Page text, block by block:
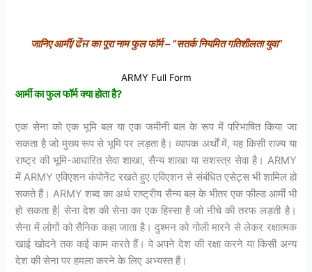
जानिए आर्मी/ਫੌਜ का पूरा नाम फुल फॉर्म – “सतर्क नियमित गतिशीलता युवा”
ARMY Full Form
आर्मीकाफुलफॉर्मक्याहोताहै?
एक सेना को एक भूमि बल या एक जमीनी बल के रूप में परिभाषित किया जा
सकता है जो मुख्य रूप से भूमि पर लड़ता है। व्यापक अर्थों में, यह किसी राज्य या
राष्ट्र की भूमि-आधारित सेवा शाखा, सैन्य शाखा या सशस्त्र सेवा है। ARMY
में ARMY एविएशन कंपोनेंट रखते हुए एविएशन से संबंधित एसेट्स भी शामिल हो
सकते हैं। ARMY शब्द का अर्थ राष्ट्रीय सैन्य बल के भीतर एक फील्ड आर्मी भी
हो सकता है| सेना देश की सेना का एक हिस्सा है जो नीचे की तरफ लड़ती है।
सेना में लोगों को सैनिक कहा जाता है। दुश्मन को गोली मारने से लेकर रक्षात्मक
खाई खोदने तक कई काम करते हैं। वे अपने देश की रक्षा करने या किसी अन्य
देश की सेना पर हमला करने के लिए अभ्यस्त हैं।